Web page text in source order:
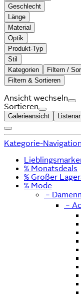
Geschlecht
Länge
Material
Optik
Produkt-Typ
Stil
Kategorien
Filtern /
Filtern & Sortieren
Ansicht wechseln
Sortieren
Galerieansicht
Kategorie-
% Monatsdeals
% Großer
% Mode
﹣
﹣